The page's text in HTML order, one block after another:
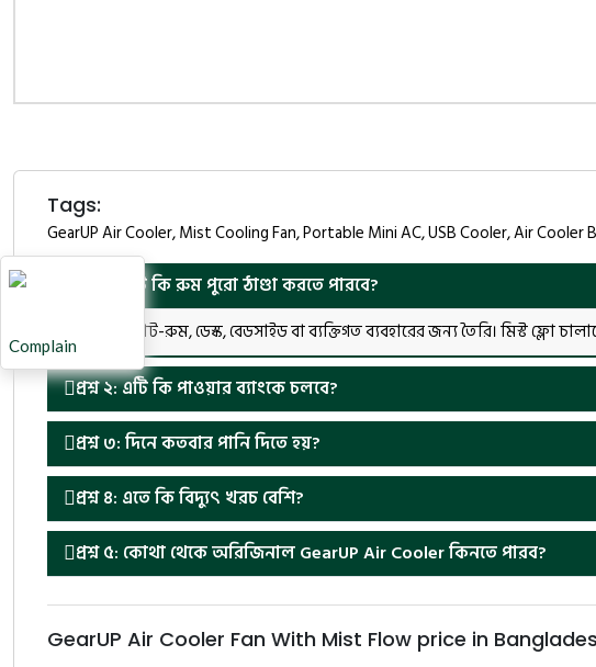
Tags:
GearUP Air Cooler, Mist Cooling Fan, Portable Mini AC, USB Cooler, Air
প্রশ্ন ১: এটি কি রুম পুরো ঠাণ্ডা করতে পারবে?
উত্তর: এটি ছোট-রুম, ডেস্ক, বেডসাইড বা ব্যক্তিগত ব্যবহারের জন্য তৈরি। মিস্ট ফ্লো
প্রশ্ন ২: এটি কি পাওয়ার ব্যাংকে চলবে?
প্রশ্ন ৩: দিনে কতবার পানি দিতে হয়?
প্রশ্ন ৪: এতে কি বিদ্যুৎ খরচ বেশি?
প্রশ্ন ৫: কোথা থেকে অরিজিনাল GearUP Air Cooler কিনতে পারব?
GearUP Air Cooler Fan With Mist Flow price in
Complain